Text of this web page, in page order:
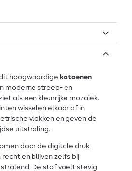
hoogwaardige katoenen
moderne streep- en
als een kleurrijke mozaïek.
wisselen elkaar af in
vlakken en geven de
uitstraling.
door de digitale druk
en blijven zelfs bij
De stof voelt stevig